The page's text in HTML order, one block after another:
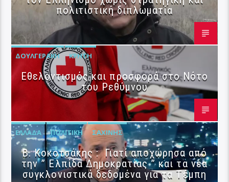
πολιτιστική διπλωματία
ΔΟΥΛΓΕΡΆΚΗ ΚΡΉΤΗ
Εθελοντισμός και προσφορά στο Νότο
του Ρεθύμνου
ΕΛΛΆΔΑ ΠΟΛΙΤΙΚΉ ΣΑΧΊΝΗΣ
Β. Κοκοτσάκης : Γιατί αποχώρησα από
την ” Ελπίδα Δημοκρατίας ” και τα νέα
συγκλονιστικά δεδομένα για τα Τέμπη